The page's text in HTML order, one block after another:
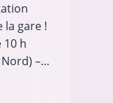
la gare !
10 h
–